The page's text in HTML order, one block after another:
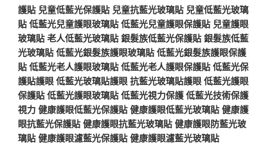
護貼 兒童低藍光保護貼 兒童抗藍光玻璃貼 兒童低藍光玻璃
貼低藍光兒童護眼玻璃貼低藍光兒童護眼保護貼 兒童護眼
玻璃貼老人低藍光玻璃貼銀髮族低藍光保護貼銀髮族低藍
光玻璃貼低藍光銀髮族護眼玻璃貼低藍光銀髮族護眼保護
貼低藍光老人護眼玻璃貼低藍光老人護眼保護貼低藍光保
護貼護眼低藍光玻璃貼護眼抗藍光玻璃貼護眼低藍光護眼
保護貼低藍光護眼玻璃貼低藍光視力保護低藍光技術保護
視力健康護眼低藍光保護貼健康護眼低藍光玻璃貼健康護
眼抗藍光保護貼健康護眼抗藍光玻璃貼健康護眼防藍光玻
璃貼健康護眼濾藍光保護貼健康護眼濾藍光玻璃貼